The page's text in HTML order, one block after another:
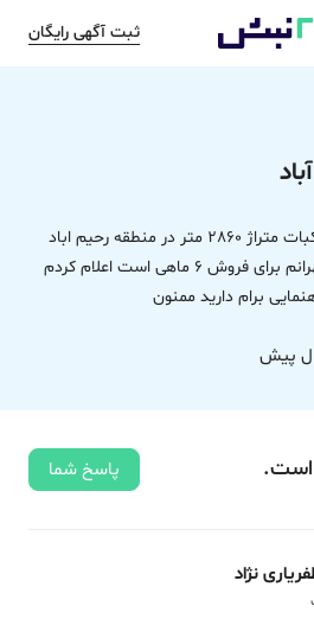
ثبت آگهی رایگان
باسلام و احترام زمین باغ مرکبات متراژ 2860 متر در منطقه رحیم اباد
گذاشتم برای فروش ساکن تهرانم برای فروش 6 ماهی است اعلام کردم
برام دارید ممنون
است. پاسخ شما
نژاد